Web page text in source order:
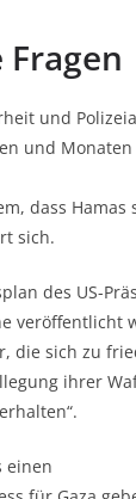
und
und
dass Hamas
sich.
des US-
veröffentlicht
die sich zu
ihrer
einen